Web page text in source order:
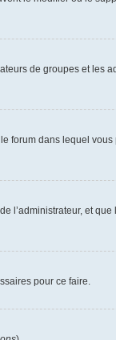
de groupes et les
forum dans lequel
l’administrateur, et que
pour ce faire.